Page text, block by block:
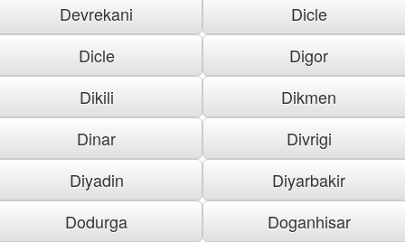
Devrekani
Dicle
Dicle
Digor
Dikili
Dikmen
Dinar
Divrigi
Diyadin
Diyarbakir
Dodurga
Doganhisar